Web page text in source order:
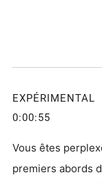
0:00:55
Vous êtes
premiers abords